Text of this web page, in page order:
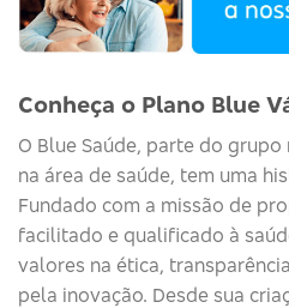
Conheça o Plano Blue
O Blue Saúde, parte do grupo
na área de saúde, tem uma
Fundado com a missão de
facilitado e qualificado à
valores na ética,
pela inovação. Desde sua